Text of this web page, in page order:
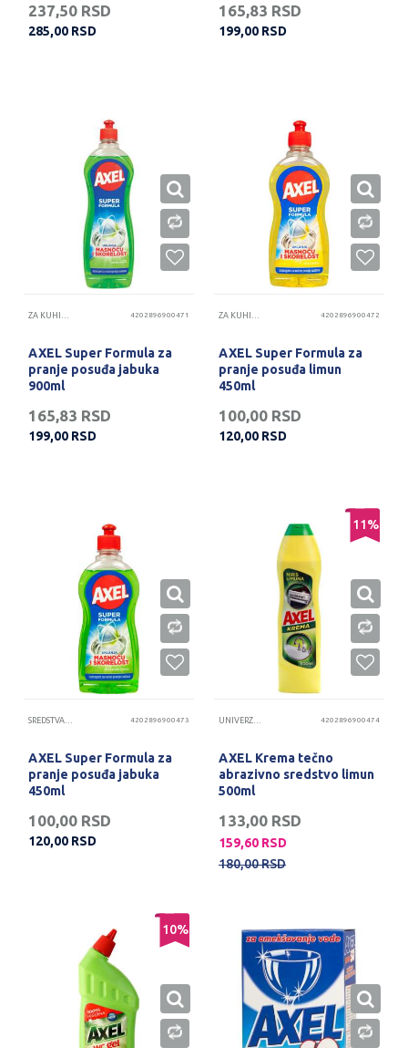
237,50 RSD
285,00 RSD
165,83 RSD
199,00 RSD
ZA KUHINJU 4202896900471
AXEL Super Formula za
pranje posuđa jabuka
900ml
165,83 RSD
199,00 RSD
ZA KUHINJU 4202896900472
AXEL Super Formula za
pranje posuđa limun
450ml
100,00 RSD
120,00 RSD
SREDSTVA ZA DEZINFEKCIJU 4202896900473
AXEL Super Formula za
pranje posuđa jabuka
450ml
100,00 RSD
120,00 RSD
11%
UNIVERZALNA SREDSTVA 4202896900474
AXEL Krema tečno
abrazivno sredstvo limun
500ml
133,00 RSD
159,60 RSD
180,00RSD
10%